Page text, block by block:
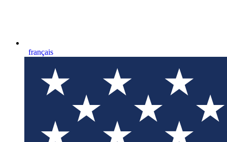
français